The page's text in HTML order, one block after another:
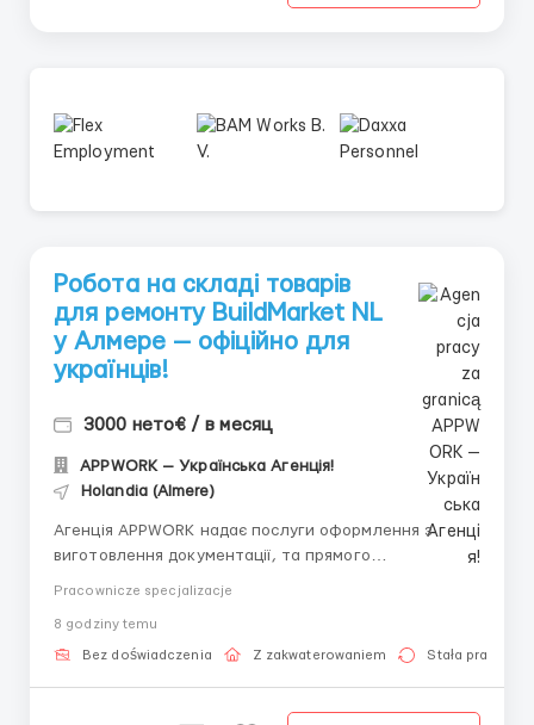
Робота на складі товарів
для ремонту BuildMarket NL
у Алмере — офіційно для
українців!
3000 нето€ / в месяц
APPWORK — Українська Агенція!
Holandia (Almere)
Агенція APPWORK надає послуги оформлення з
виготовлення документації, та прямого
онлайн: Спеціаліст: Денис Бойко Телефон для
консультацій \ для підбору вакансій: +48 889 248
Pracownicze specjalizacje
8 godziny temu
Bez doświadczenia Z zakwaterowaniem Stała praca